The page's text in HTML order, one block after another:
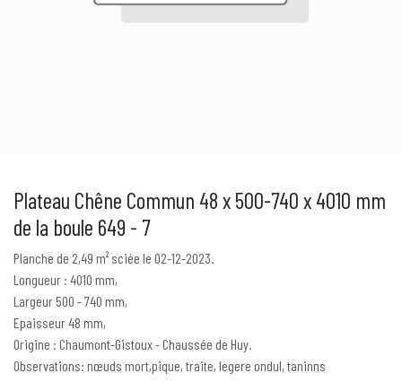
Plateau Chêne Commun 48 x 500-740 x 4010 mm
de la boule 649 - 7
Planche de 2,49 m² sciée le 02-12-2023.
Longueur : 4010 mm,
Largeur 500 - 740 mm,
Epaisseur 48 mm,
Origine : Chaumont-Gistoux - Chaussée de Huy.
Observations: nœuds mort,pique, traite, legere ondul, taninns